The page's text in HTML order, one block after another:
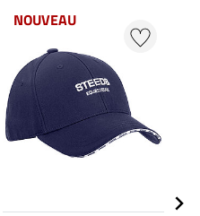
NOUVEAU